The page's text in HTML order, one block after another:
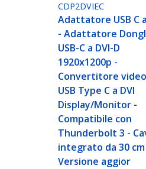
CDP2DVIEC
Adattatore USB C
- Adattatore
USB-C a DVI-D
1920x1200p -
Convertitore video
USB Type C a DVI
Display/Monitor -
Compatibile con
Thunderbolt 3 -
integrato da 30
Versione aggior